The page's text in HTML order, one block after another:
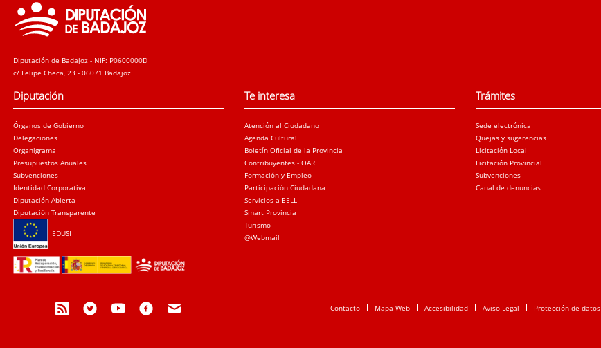
Diputación de Badajoz - NIF: P0600000D
c/ Felipe Checa, 23 - 06071 Badajoz
Diputación
Órganos de Gobierno
Delegaciones
Organigrama
Presupuestos Anuales
Subvenciones
Identidad Corporativa
Diputación Abierta
Diputación Transparente
EDUSI
Te interesa
Atención al Ciudadano
Agenda Cultural
Boletín Oficial de la Provincia
Contribuyentes - OAR
Formación y Empleo
Participación Ciudadana
Servicios a EELL
Smart Provincia
Turismo
@Webmail
Trámites
Sede electrónica
Quejas y sugerencias
Licitación Local
Licitación Provincial
Subvenciones
Canal de denuncias
Contacto Mapa Web Accesibilidad Aviso Legal Protección de datos